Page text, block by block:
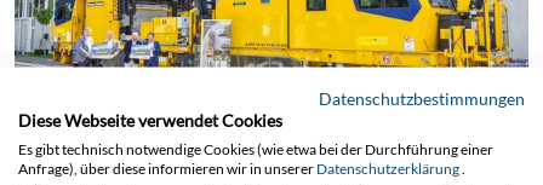
Datenschutzbestimmungen
Diese Webseite verwendet Cookies
Es gibt technisch notwendige Cookies (wie etwa bei der Durchführung einer
Anfrage), über diese informieren wir in unserer Datenschutzerklärung